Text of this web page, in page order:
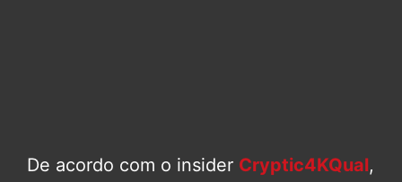
De acordo com o insider Cryptic4KQual,